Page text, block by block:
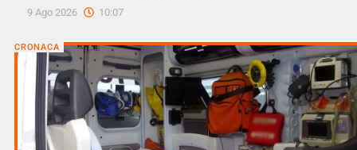
9 Ago 2026 10:07
CRONACA